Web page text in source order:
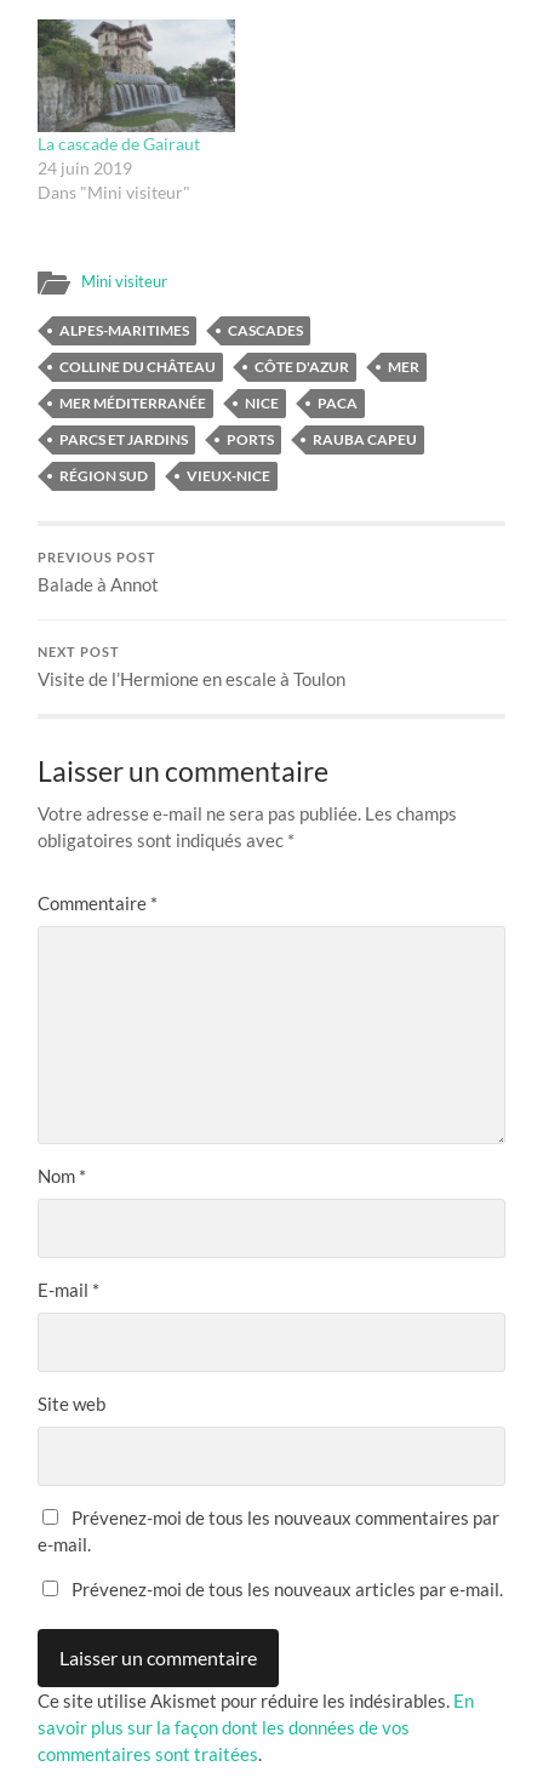
La cascade de Gairaut
24 juin 2019
Dans "Mini visiteur"
Mini visiteur
ALPES-MARITIMES
CASCADES
COLLINE DU CHÂTEAU
CÔTE D'AZUR
MER
MER MÉDITERRANÉE
NICE
PACA
PARCS ET JARDINS
PORTS
RAUBA CAPEU
RÉGION SUD
VIEUX-NICE
PREVIOUS POST
Balade à Annot
NEXT POST
Visite de l’Hermione en escale à Toulon
Laisser un commentaire
Votre adresse e-mail ne sera pas publiée. Les champs
obligatoires sont indiqués avec *
Commentaire *
Nom *
E-mail *
Site web
Prévenez-moi de tous les nouveaux commentaires par
e-mail.
Prévenez-moi de tous les nouveaux articles par e-mail.
Ce site utilise Akismet pour réduire les indésirables. En
savoir plus sur la façon dont les données de vos
commentaires sont traitées.